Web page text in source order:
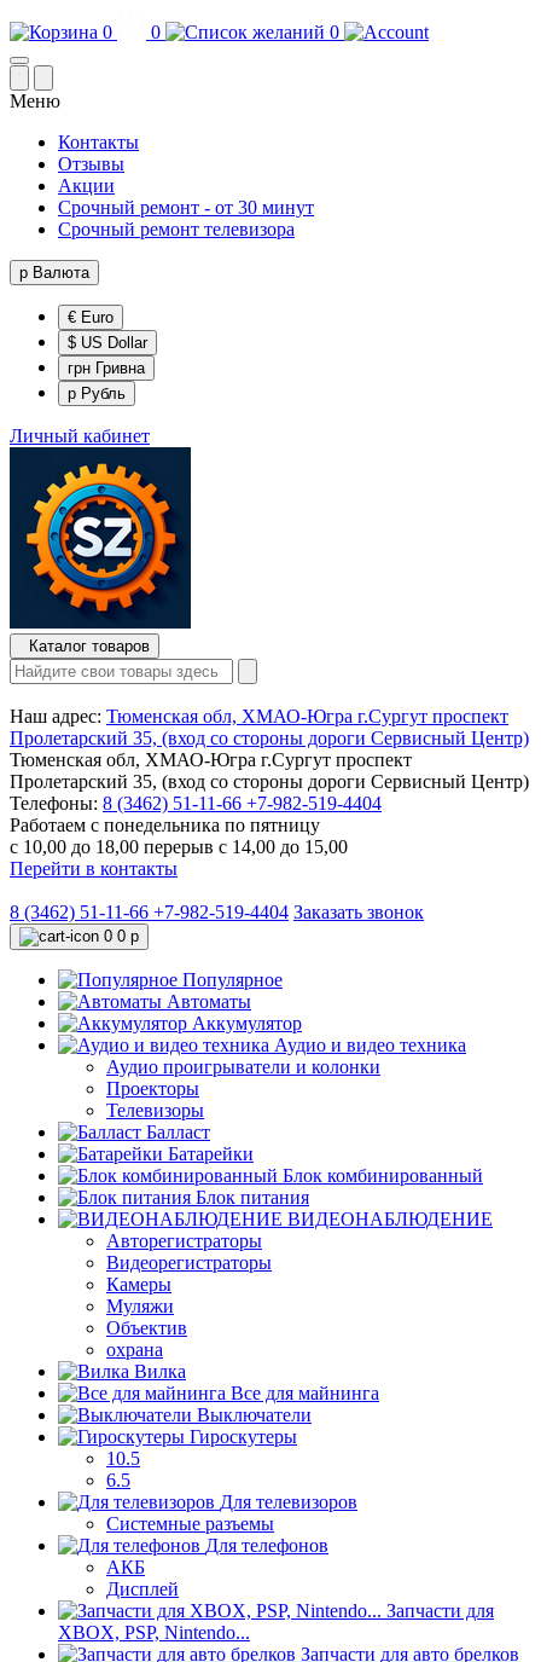
0 0 0
Меню
Контакты
Отзывы
Акции
Срочный ремонт - от 30 минут
Срочный ремонт телевизора
р Валюта
€ Euro
$ US Dollar
грн Гривна
р Рубль
Личный кабинет
Каталог товаров
Наш адрес: Тюменская обл, ХМАО-Югра г.Сургут проспект
Пролетарский 35, (вход со стороны дороги Сервисный Центр)
Тюменская обл, ХМАО-Югра г.Сургут проспект
Пролетарский 35, (вход со стороны дороги Сервисный Центр)
Телефоны: 8 (3462) 51-11-66 +7-982-519-4404
Работаем с понедельника по пятницу
с 10,00 до 18,00 перерыв с 14,00 до 15,00
Перейти в контакты
8 (3462) 51-11-66 +7-982-519-4404 Заказать звонок
0 0 р
Популярное
Автоматы
Аккумулятор
Аудио и видео техника
Аудио проигрыватели и колонки
Проекторы
Телевизоры
Балласт
Батарейки
Блок комбинированный
Блок питания
ВИДЕОНАБЛЮДЕНИЕ
Авторегистраторы
Видеорегистраторы
Камеры
Муляжи
Объектив
охрана
Вилка
Все для майнинга
Выключатели
Гироскутеры
10.5
6.5
Для телевизоров
Системные разъемы
Для телефонов
АКБ
Дисплей
Запчасти для
XBOX, PSP, Nintendo...
Запчасти для авто брелков